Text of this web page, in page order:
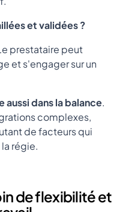
et validées ?
prestataire peut
et s'engager sur un
dans la balance.
complexes,
de facteurs qui
régie.
de flexibilité et